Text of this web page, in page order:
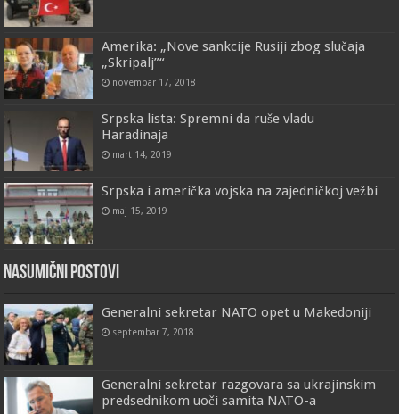
Amerika: „Nove sankcije Rusiji zbog slučaja
„Skripalj”“
novembar 17, 2018
Srpska lista: Spremni da ruše vladu
Haradinaja
mart 14, 2019
Srpska i američka vojska na zajedničkoj vežbi
maj 15, 2019
Nasumični postovi
Generalni sekretar NATO opet u Makedoniji
septembar 7, 2018
Generalni sekretar razgovara sa ukrajinskim
predsednikom uoči samita NATO-a